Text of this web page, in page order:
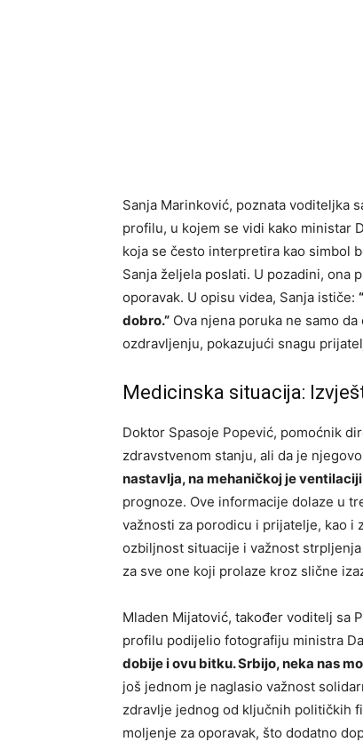
Sanja Marinković, poznata voditeljka
profilu, u kojem se vidi kako ministar
koja se često interpretira kao simbol
Sanja željela poslati. U pozadini, ona
oporavak. U opisu videa, Sanja ističe:
dobro.” Ova njena poruka ne samo
ozdravljenju, pokazujući snagu
Medicinska situacija:
Doktor Spasoje Popević, pomoćnik
zdravstvenom stanju, ali da je
nastavlja, na mehaničkoj je
prognoze. Ove informacije dolaze u
važnosti za porodicu i prijatelje, kao i
ozbiljnost situacije i važnost
za sve one koji prolaze kroz slične
Mladen Mijatović, također voditelj sa
profilu podijelio fotografiju ministra
dobije i ovu bitku. Srbijo, neka nas
još jednom je naglasio važnost
zdravlje jednog od ključnih političkih
moljenje za oporavak, što dodatno